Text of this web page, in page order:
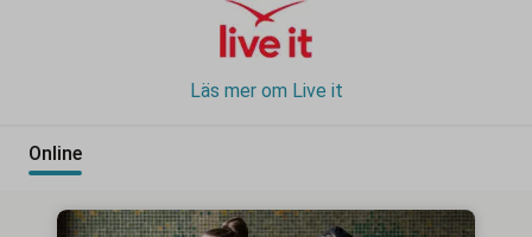
Läs mer om Live it
Online